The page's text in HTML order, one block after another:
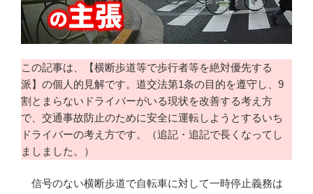
この記事は、【横断歩道等で歩行者等を絶対優先する
派】の個人的見解です。道交法第1条の目的を遵守し、9
割とまらないドライバーがいる現状を改善する考え方
で、交通事故防止のために安全に運転しようとするいち
ドライバーの考え方です。（追記・追記で長くなってし
ましました。）
信号のない横断歩道で自転車に対して一時停止義務は